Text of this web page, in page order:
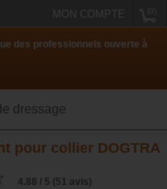
MON COMPTE
des professionnels ouverte à
dressage
pour collier DOGTRA
4.88 / 5 (51 avis)